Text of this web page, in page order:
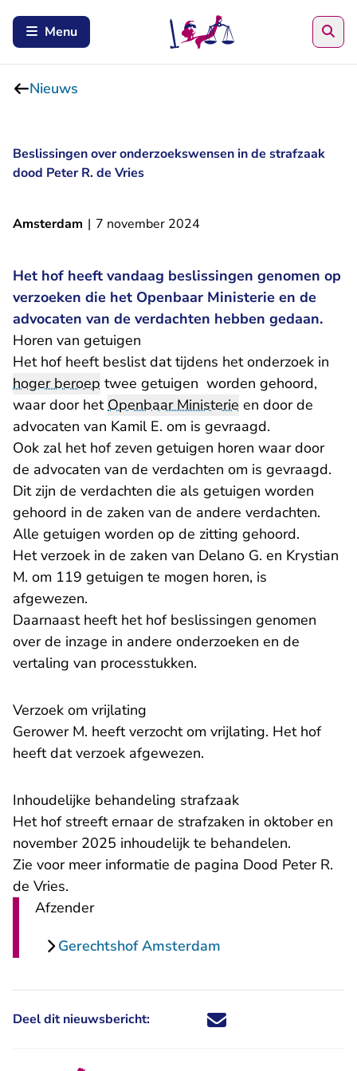
Menu
Nieuws
Beslissingen over onderzoekswensen in de strafzaak
dood Peter R. de Vries
Amsterdam | 7 november 2024
Het hof heeft vandaag beslissingen genomen op
verzoeken die het Openbaar Ministerie en de
advocaten van de verdachten hebben gedaan.
Horen van getuigen
Het hof heeft beslist dat tijdens het onderzoek in
hoger beroep twee getuigen worden gehoord,
waar door hetOpenbaar Ministerie en door de
advocaten van Kamil E. om is gevraagd.
Ook zal het hof zeven getuigen horen waar door
de advocaten van de verdachten om is gevraagd.
Dit zijn de verdachten die als getuigen worden
gehoord in de zaken van de andere verdachten.
Alle getuigen worden op de zitting gehoord.
Het verzoek in de zaken van Delano G. en Krystian
M. om 119 getuigen te mogen horen, is
afgewezen.
Daarnaast heeft het hof beslissingen genomen
over de inzage in andere onderzoeken en de
vertaling van processtukken.
Verzoek om vrijlating
Gerower M. heeft verzocht om vrijlating. Het hof
heeft dat verzoek afgewezen.
Inhoudelijke behandeling strafzaak
Het hof streeft ernaar de strafzaken in oktober en
november 2025 inhoudelijk te behandelen.
Zie voor meer informatie de pagina Dood Peter R.
de Vries.
Afzender
Gerechtshof Amsterdam
Deel dit nieuwsbericht: Deel dit nieuwsbericht via X -
Deel dit nieuwsbericht via
Deel dit nieuwsbericht
Deel dit